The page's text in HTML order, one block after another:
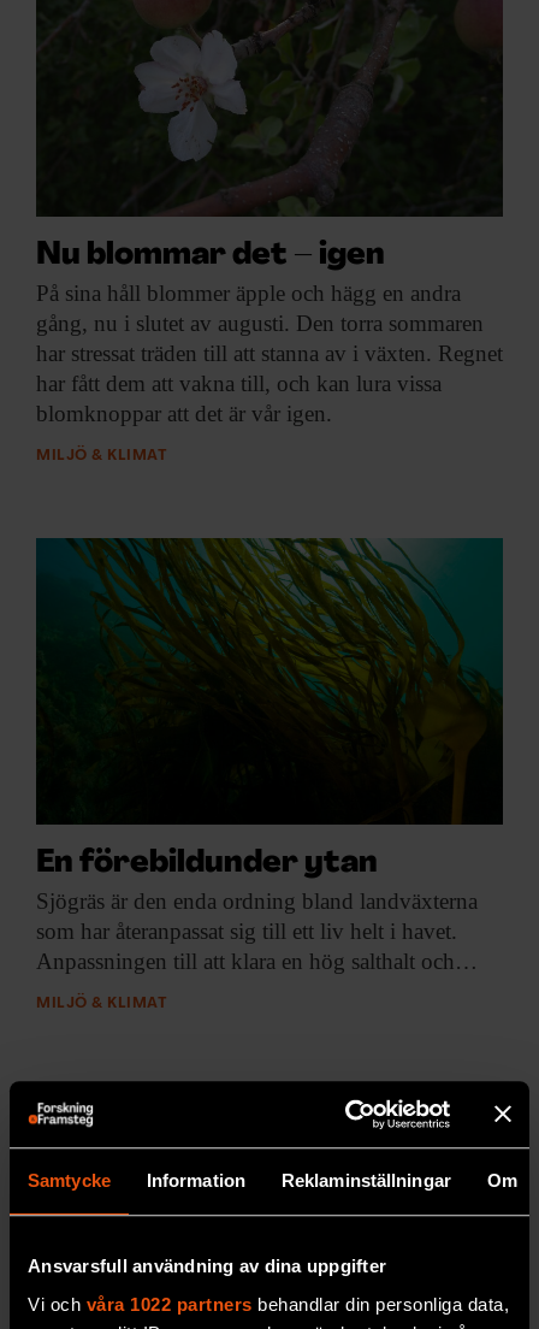
Samtycke Information Reklaminställningar Om
Ansvarsfull användning av dina uppgifter
Vi och våra 1022 partners behandlar din personliga data,
Nu blommar det – igen
På sina håll blommer äpple och hägg en andra
gång, nu i slutet av augusti. Den torra sommaren
har stressat träden till att stanna av i växten. Regnet
har fått dem att vakna till, och kan lura vissa
blomknoppar att det är vår igen.
MILJÖ & KLIMAT
En förebildunder ytan
Sjögräs är den enda ordning bland landväxterna
som har återanpassat sig till ett liv helt i havet.
Anpassningen till att klara en hög salthalt och…
MILJÖ & KLIMAT